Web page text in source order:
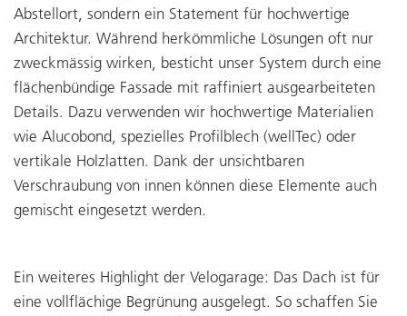
Abstellort, sondern ein Statement für hochwertige
Architektur. Während herkömmliche Lösungen oft nur
zweckmässig wirken, besticht unser System durch eine
flächenbündige Fassade mit raffiniert ausgearbeiteten
Details. Dazu verwenden wir hochwertige Materialien
wie Alucobond, spezielles Profilblech (wellTec) oder
vertikale Holzlatten. Dank der unsichtbaren
Verschraubung von innen können diese Elemente auch
gemischt eingesetzt werden.
Ein weiteres Highlight der Velogarage: Das Dach ist für
eine vollflächige Begrünung ausgelegt. So schaffen Sie